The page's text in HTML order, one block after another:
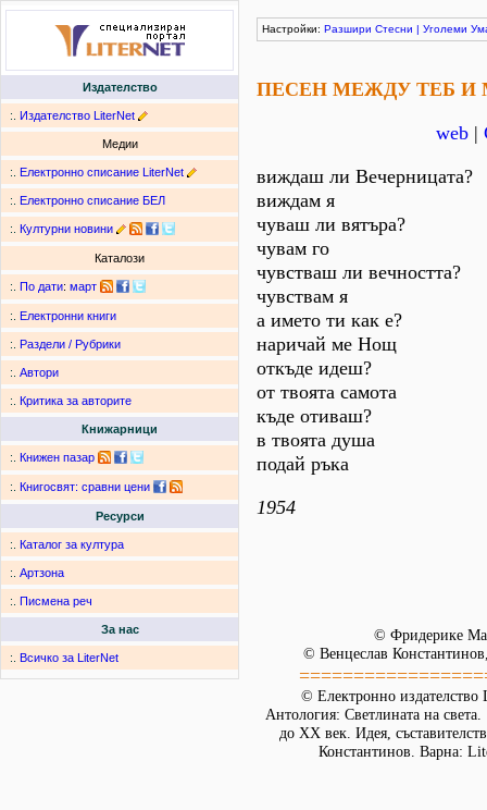
Издателство
:. Издателство LiterNet
Медии
:. Електронно списание LiterNet
:. Електронно списание БЕЛ
:. Културни новини
Каталози
:. По дати: март
:. Електронни книги
:. Раздели / Рубрики
:. Автори
:. Критика за авторите
Книжарници
:. Книжен пазар
:. Книгосвят: сравни цени
Ресурси
:. Каталог за култура
:. Артзона
:. Писмена реч
За нас
:. Всичко за LiterNet
Настройки: Разшири Стесни | Уголеми
ПЕСЕН МЕЖДУ ТЕБ И
web |
виждаш ли Вечерницата?
виждам я
чуваш ли вятъра?
чувам го
чувстваш ли вечността?
чувствам я
а името ти как е?
наричай ме Нощ
откъде идеш?
от твоята самота
къде отиваш?
в твоята душа
подай ръка
1954
© Фридерике
© Венцеслав
© Електронно издателство
Антология: Светлината на
до XX век. Идея,
Константинов. Варна: